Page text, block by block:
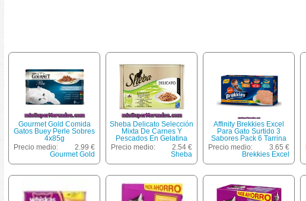
Gourmet Gold Comida
Gatos Buey Perle Sobres
4x85g
Precio medio:
2.99 €
Gourmet Gold
Sheba Delicato Selección
Mixta De Carnes Y
Pescados En Gelatina
Para Gatos Pack 4 Bolsa
Precio medio:
2.54 €
Sheba
Affinity Brekkies Excel
Para Gato Surtido 3
Sabores Pack 6 Tarrina
100 G
Precio medio:
3.65 €
Brekkies Excel